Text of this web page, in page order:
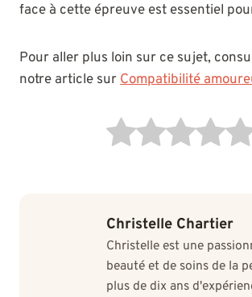
face à cette épreuve est essentiel
Pour aller plus loin sur ce sujet,
notre article surCompatibilité
Christelle Chartier
Christelle est une
beauté et de soins de la
plus de dix ans